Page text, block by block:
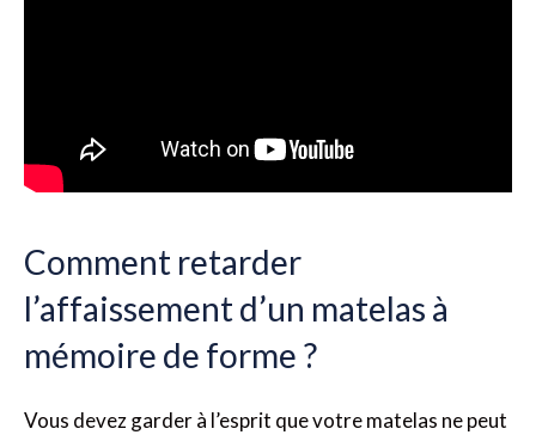
Comment retarder
l’affaissement d’un matelas à
mémoire de forme ?
Vous devez garder à l’esprit que votre matelas ne peut